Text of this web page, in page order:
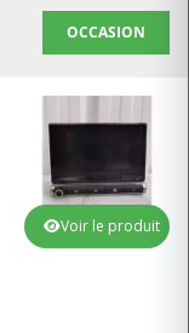
OCCASION
Voir le produit